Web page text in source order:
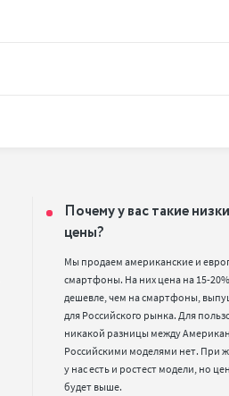
Почему у вас такие
цены?
Мы продаем американские и
смартфоны. На них цена на 15-20%
дешевле, чем на смартфоны,
для Российского рынка. Для
никакой разницы между
Российскими моделями нет. При
у нас есть и ростест модели, но
будет выше.